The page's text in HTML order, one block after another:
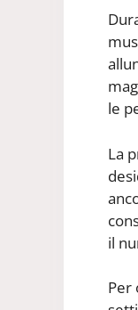
le
La
il
Per